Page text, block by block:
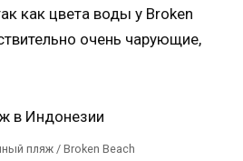
как цвета воды у Broken
очень чарующие,
пляж / Broken Beach